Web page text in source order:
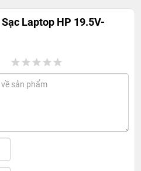
Sạc Laptop HP 19.5V-